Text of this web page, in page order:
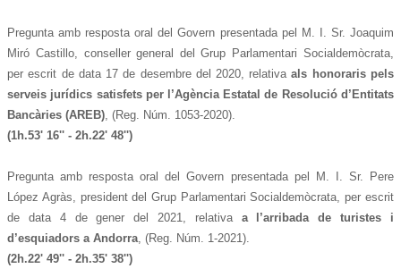
Pregunta amb resposta oral del Govern presentada pel M. I. Sr. Joaquim
Miró Castillo, conseller general del Grup Parlamentari Socialdemòcrata,
per escrit de data 17 de desembre del 2020, relativaals honoraris pels
serveis jurídics satisfets per l’Agència Estatal de Resolució d’Entitats
Bancàries (AREB), (Reg. Núm. 1053-2020).
(1h.53' 16'' - 2h.22' 48'')
Pregunta amb resposta oral del Govern presentada pel M. I. Sr. Pere
López Agràs, president del Grup Parlamentari Socialdemòcrata, per escrit
de data 4 de gener del 2021, relativa a l’arribada de turistes i
d’esquiadors a Andorra, (Reg. Núm. 1-2021).
(2h.22' 49'' - 2h.35' 38'')